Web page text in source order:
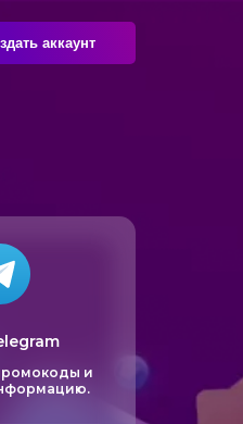
аккаунт
и